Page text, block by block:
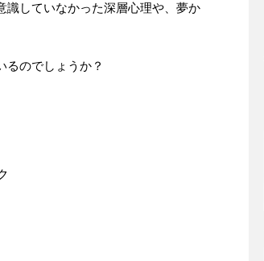
識していなかった深層心理や、夢か
るのでしょうか？